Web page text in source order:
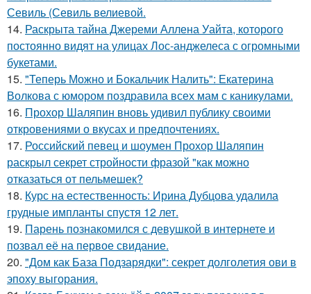
Севиль (Севиль велиевой.
14. Раскрыта тайна Джереми Аллена Уайта, которого
постоянно видят на улицах Лос-анджелеса с огромными
букетами.
15. "Теперь Можно и Бокальчик Налить": Екатерина
Волкова с юмором поздравила всех мам с каникулами.
16. Прохор Шаляпин вновь удивил публику своими
откровениями о вкусах и предпочтениях.
17. Российский певец и шоумен Прохор Шаляпин
раскрыл секрет стройности фразой "как можно
отказаться от пельмешек?
18. Курс на естественность: Ирина Дубцова удалила
грудные импланты спустя 12 лет.
19. Парень познакомился с девушкой в интернете и
позвал её на первое свидание.
20. "Дом как База Подзарядки": секрет долголетия ови в
эпоху выгорания.